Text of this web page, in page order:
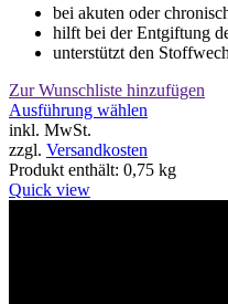
bei akuten oder
hilft bei der Entgiftung
unterstützt den
Zur Wunschliste hinzufügen
Ausführung wählen
mehrere
inkl. MwSt.
zzgl. Versandkosten
Produkt enthält: 0,75 kg
Quick view